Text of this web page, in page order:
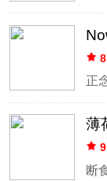
正
薄
断